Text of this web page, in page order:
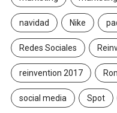
navidad Nike
Redes Sociales
reinvention 2017
social media Spot